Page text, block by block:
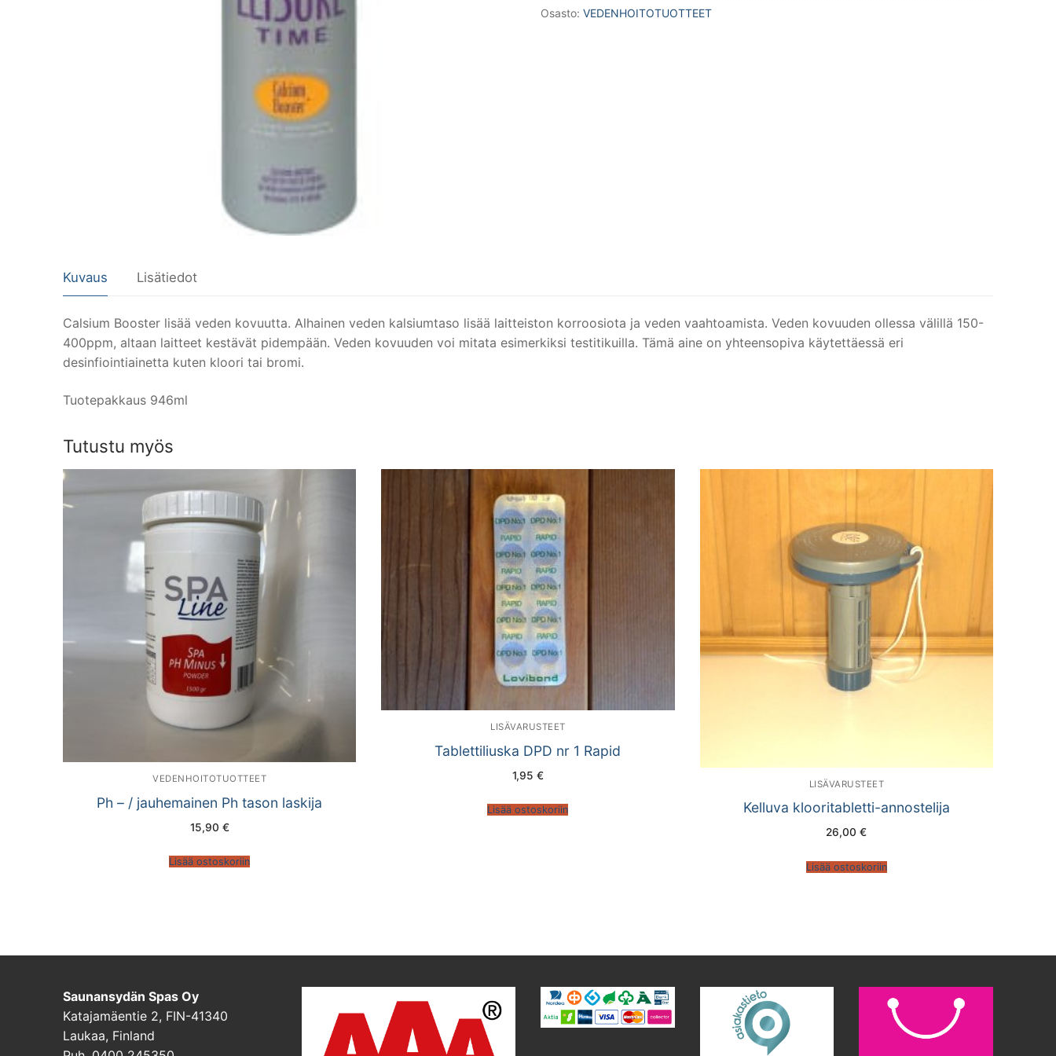
lisää
Osasto: VEDENHOITOTUOTTEET
Kuvaus Lisätiedot
Calsium Booster lisää veden kovuutta. Alhainen veden kalsiumtaso lisää laitteiston korroosiota ja veden vaahtoamista. Veden kovuuden ollessa välillä 150-
400ppm, altaan laitteet kestävät pidempään. Veden kovuuden voi mitata esimerkiksi testitikuilla. Tämä aine on yhteensopiva käytettäessä eri
desinfiointiainetta kuten kloori tai bromi.
Tuotepakkaus 946ml
Tutustu myös
VEDENHOITOTUOTTEET
Ph – / jauhemainen Ph tason laskija
15,90 €
Lisää ostoskoriin
LISÄVARUSTEET
Tablettiliuska DPD nr 1 Rapid
1,95 €
Lisää ostoskoriin
LISÄVARUSTEET
Kelluva klooritabletti-annostelija
26,00€
Lisää ostoskoriin
Saunansydän Spas Oy
Katajamäentie 2, FIN-41340
Laukaa, Finland